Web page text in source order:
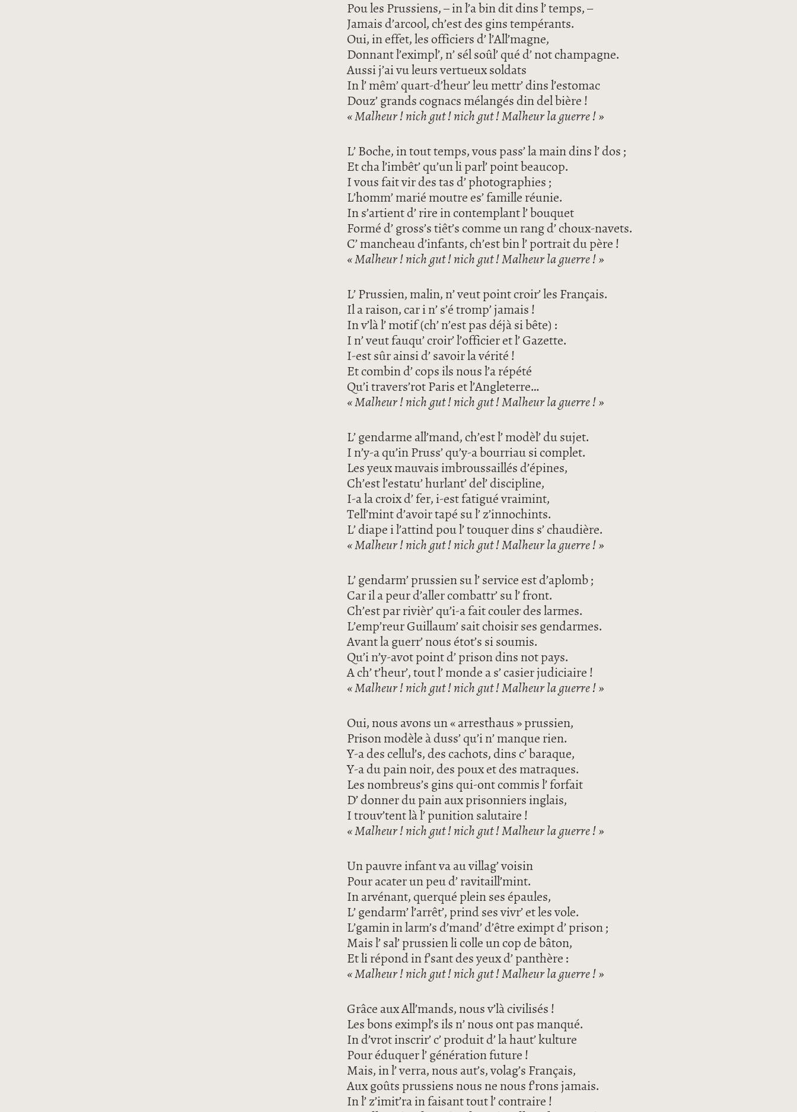
Pou les Prussiens, – in l’a bin dit dins l’ temps, –
Jamais d’arcool, ch’est des gins tempérants.
Oui, in effet, les officiers d’ l’All’magne,
Donnant l’eximpl’, n’ sél soûl’ qué d’ not champagne.
Aussi j’ai vu leurs vertueux soldats
In l’ mêm’ quart-d’heur’ leu mettr’ dins l’estomac
Douz’ grands cognacs mélangés din del bière !
« Malheur ! nich gut ! nich gut ! Malheur la guerre ! »
L’ Boche, in tout temps, vous pass’ la main dins l’ dos ;
Et cha l’imbêt’ qu’un li parl’ point beaucop.
I vous fait vir des tas d’ photographies ;
L’homm’ marié moutre es’ famille réunie.
In s’artient d’ rire in contemplant l’ bouquet
Formé d’ gross’s tiêt’s comme un rang d’ choux-navets.
C’ mancheau d’infants, ch’est bin l’ portrait du père !
« Malheur ! nich gut ! nich gut ! Malheur la guerre ! »
L’ Prussien, malin, n’ veut point croir’ les Français.
Il a raison, car i n’ s’é tromp’ jamais !
In v’là l’ motif (ch’ n’est pas déjà si bête) :
I n’ veut fauqu’ croir’ l’officier et l’ Gazette.
I-est sûr ainsi d’ savoir la vérité !
Et combin d’ cops ils nous l’a répété
Qu’i travers’rot Paris et l’Angleterre…
« Malheur ! nich gut ! nich gut ! Malheur la guerre ! »
L’ gendarme all’mand, ch’est l’ modèl’ du sujet.
I n’y-a qu’in Pruss’ qu’y-a bourriau si complet.
Les yeux mauvais imbroussaillés d’épines,
Ch’est l’estatu’ hurlant’ del’ discipline,
I-a la croix d’ fer, i-est fatigué vraimint,
Tell’mint d’avoir tapé su l’ z’innochints.
L’ diape i l’attind pou l’ touquer dins s’ chaudière.
« Malheur ! nich gut ! nich gut ! Malheur la guerre ! »
L’ gendarm’ prussien su l’ service est d’aplomb ;
Car il a peur d’aller combattr’ su l’ front.
Ch’est par rivièr’ qu’i-a fait couler des larmes.
L’emp’reur Guillaum’ sait choisir ses gendarmes.
Avant la guerr’ nous étot’s si soumis.
Qu’i n’y-avot point d’ prison dins not pays.
A ch’ t’heur’, tout l’ monde a s’ casier judiciaire !
« Malheur ! nich gut ! nich gut ! Malheur la guerre ! »
Oui, nous avons un « arresthaus » prussien,
Prison modèle à duss’ qu’i n’ manque rien.
Y-a des cellul’s, des cachots, dins c’ baraque,
Y-a du pain noir, des poux et des matraques.
Les nombreus’s gins qui-ont commis l’ forfait
D’ donner du pain aux prisonniers inglais,
I trouv’tent là l’ punition salutaire !
« Malheur ! nich gut ! nich gut ! Malheur la guerre ! »
Un pauvre infant va au villag’ voisin
Pour acater un peu d’ ravitaill’mint.
In arvénant, querqué plein ses épaules,
L’ gendarm’ l’arrêt’, prind ses vivr’ et les vole.
L’gamin in larm’s d’mand’ d’être eximpt d’ prison ;
Mais l’ sal’ prussien li colle un cop de bâton,
Et li répond in f’sant des yeux d’ panthère :
« Malheur ! nich gut ! nich gut ! Malheur la guerre ! »
Grâce aux All’mands, nous v’là civilisés !
Les bons eximpl’s ils n’ nous ont pas manqué.
In d’vrot inscrir’ c’ produit d’ la haut’ kulture
Pour éduquer l’ génération future !
Mais, in l’ verra, nous aut’s, volag’s Français,
Aux goûts prussiens nous ne nous f’rons jamais.
In l’ z’imit’ra in faisant tout l’ contraire !